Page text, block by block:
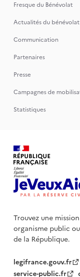
Fresque du Bénévolat
Actualités du bénévolat
Communication
Partenaires
Presse
Campagnes de
Statistiques
Trouvez une
organisme public
de la République.
legifrance.gouv.fr
service-public.fr